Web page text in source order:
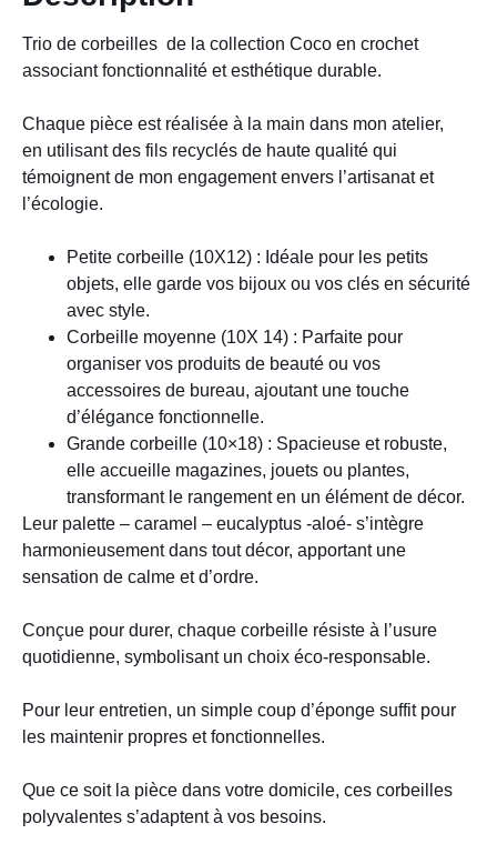
Trio de corbeilles de la collection Coco en crochet
associant fonctionnalité et esthétique durable.
Chaque pièce est réalisée à la main dans mon atelier,
en utilisant des fils recyclés de haute qualité qui
témoignent de mon engagement envers l’artisanat et
l’écologie.
Petite corbeille (10X12) : Idéale pour les petits
objets, elle garde vos bijoux ou vos clés en sécurité
avec style.
Corbeille moyenne (10X 14) : Parfaite pour
organiser vos produits de beauté ou vos
accessoires de bureau, ajoutant une touche
d’élégance fonctionnelle.
Grande corbeille (10×18) : Spacieuse et robuste,
elle accueille magazines, jouets ou plantes,
transformant le rangement en un élément de décor.
Leur palette – caramel – eucalyptus -aloé- s’intègre
harmonieusement dans tout décor, apportant une
sensation de calme et d’ordre.
Conçue pour durer, chaque corbeille résiste à l’usure
quotidienne, symbolisant un choix éco-responsable.
Pour leur entretien, un simple coup d’éponge suffit pour
les maintenir propres et fonctionnelles.
Que ce soit la pièce dans votre domicile, ces corbeilles
polyvalentes s’adaptent à vos besoins.